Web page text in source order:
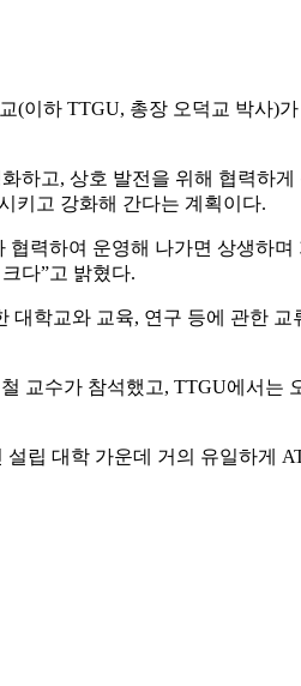
하 TTGU, 총장 오덕교 박사)
고, 상호 발전을 위해 협력하
키고 강화해 간다는 계획이다.
력하여 운영해 나가면 상생하
다”고 밝혔다.
학교와 교육, 연구 등에 관한
교수가 참석했고, TTGU에서
립 대학 가운데 거의 유일하게